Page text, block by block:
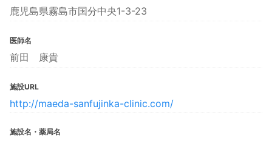
鹿児島県霧島市国分中央1-3-23
医師名
前田 康貴
施設URL
http://maeda-sanfujinka-clinic.com/
施設名・薬局名